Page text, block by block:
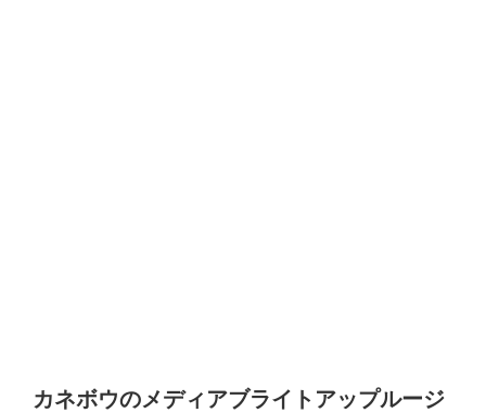
カネボウのメディアブライトアップルージ